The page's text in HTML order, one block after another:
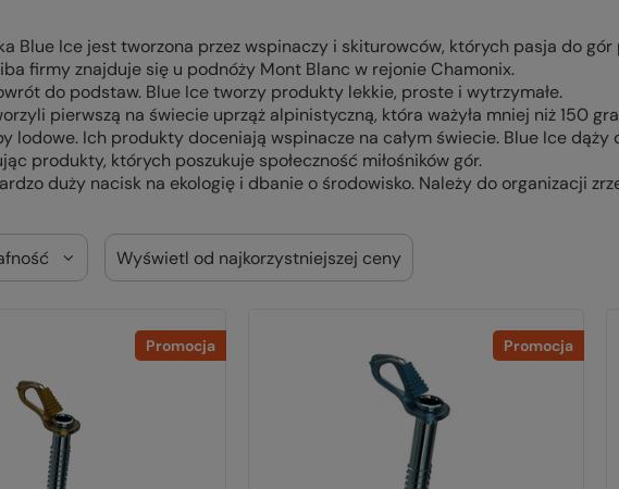
Blue Ice jest tworzona przez wspinaczy i skiturowców, których pasja do
firmy znajduje się u podnóży Mont Blanc w rejonie Chamonix.
do podstaw. Blue Ice tworzy produkty lekkie, proste i wytrzymałe.
pierwszą na świecie uprząż alpinistyczną, która ważyła mniej niż 150
lodowe. Ich produkty doceniają wspinacze na całym świecie. Blue Ice
produkty, których poszukuje społeczność miłośników gór.
duży nacisk na ekologię i dbanie o środowisko. Należy do organizacji
Wyświetl od najkorzystniejszej ceny
Promocja Promocja